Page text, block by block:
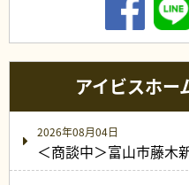
アイビスホー
2026年08月04日
＜商談中＞富山市藤木